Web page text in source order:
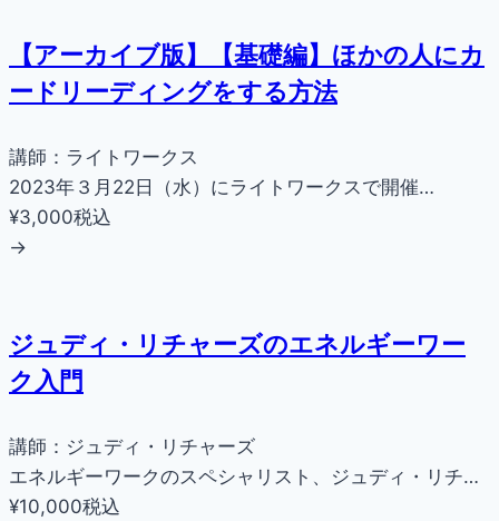
【アーカイブ版】【基礎編】ほかの人にカ
ードリーディングをする方法
講師：ライトワークス
2023年３月22日（水）にライトワークスで開催…
¥3,000税込
→
ジュディ・リチャーズのエネルギーワー
ク入門
講師：ジュディ・リチャーズ
エネルギーワークのスペシャリスト、ジュディ・リチ…
¥10,000税込